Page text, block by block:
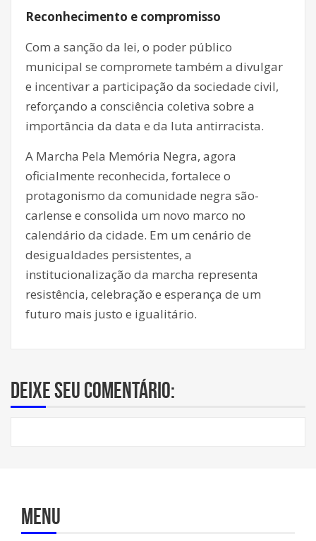
Reconhecimento e compromisso
Com a sanção da lei, o poder público
municipal se compromete também a divulgar
e incentivar a participação da sociedade civil,
reforçando a consciência coletiva sobre a
importância da data e da luta antirracista.
A Marcha Pela Memória Negra, agora
oficialmente reconhecida, fortalece o
protagonismo da comunidade negra são-
carlense e consolida um novo marco no
calendário da cidade. Em um cenário de
desigualdades persistentes, a
institucionalização da marcha representa
resistência, celebração e esperança de um
futuro mais justo e igualitário.
Deixe seu comentário:
Menu